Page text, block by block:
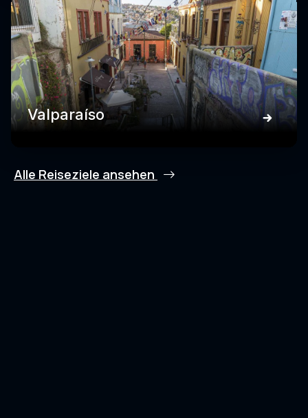
Valparaíso
Alle Reiseziele ansehen